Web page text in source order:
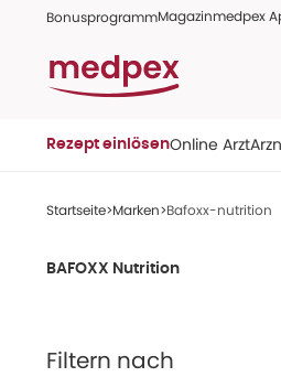
BonusprogrammMagazinmedpex
Rezept einlösenOnline Arzt
Startseite Marken Bafoxx-nutrition
BAFOXX Nutrition
Filtern nach